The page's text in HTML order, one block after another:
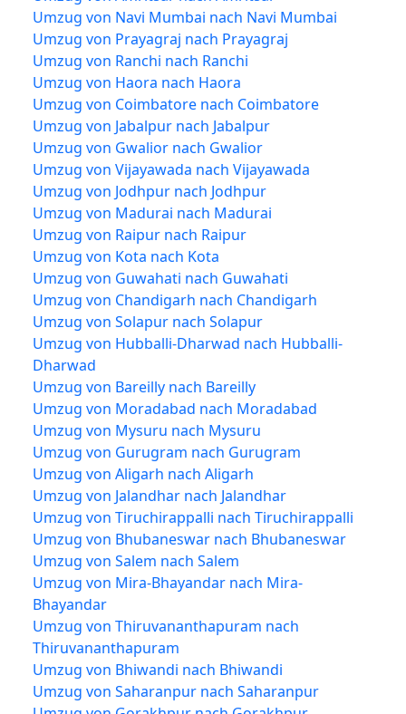
Umzug von Navi Mumbai nach Navi Mumbai
Umzug von Prayagraj nach Prayagraj
Umzug von Ranchi nach Ranchi
Umzug von Haora nach Haora
Umzug von Coimbatore nach Coimbatore
Umzug von Jabalpur nach Jabalpur
Umzug von Gwalior nach Gwalior
Umzug von Vijayawada nach Vijayawada
Umzug von Jodhpur nach Jodhpur
Umzug von Madurai nach Madurai
Umzug von Raipur nach Raipur
Umzug von Kota nach Kota
Umzug von Guwahati nach Guwahati
Umzug von Chandigarh nach Chandigarh
Umzug von Solapur nach Solapur
Umzug von Hubballi-Dharwad nach Hubballi-
Dharwad
Umzug von Bareilly nach Bareilly
Umzug von Moradabad nach Moradabad
Umzug von Mysuru nach Mysuru
Umzug von Gurugram nach Gurugram
Umzug von Aligarh nach Aligarh
Umzug von Jalandhar nach Jalandhar
Umzug von Tiruchirappalli nach Tiruchirappalli
Umzug von Bhubaneswar nach Bhubaneswar
Umzug von Salem nach Salem
Umzug von Mira-Bhayandar nach Mira-
Bhayandar
Umzug von Thiruvananthapuram nach
Thiruvananthapuram
Umzug von Bhiwandi nach Bhiwandi
Umzug von Saharanpur nach Saharanpur